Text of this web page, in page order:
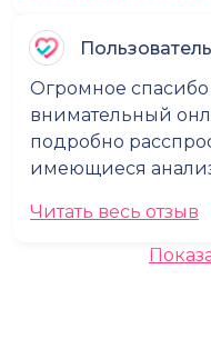
Огромное спасибо
внимательный
подробно
имеющиеся
Читать весь отзыв